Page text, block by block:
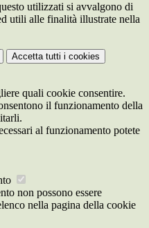
utilizzati si avvalgono di
utili alle finalità illustrate nella
Accetta tutti i cookies
quali cookie consentire.
il funzionamento della
al funzionamento potete
non possono essere
nella pagina della cookie